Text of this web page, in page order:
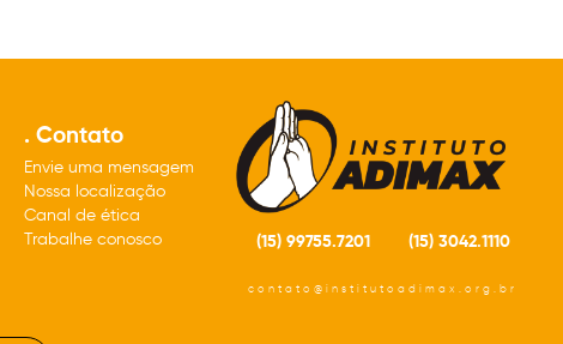
. Contato
Envie uma mensagem
Nossa localização
Canal de ética
Trabalhe conosco
(15) 99755.7201 (15) 3042.1110
contato@institutoadimax.org.br